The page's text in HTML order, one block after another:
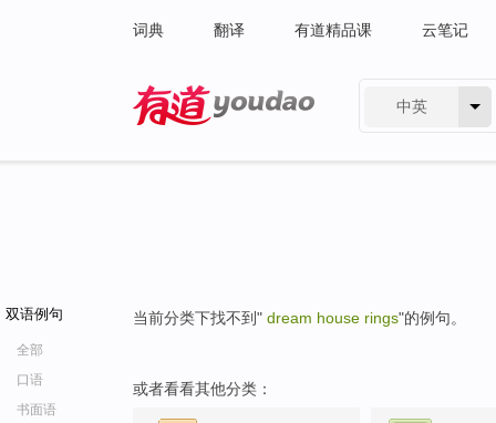
词典 翻译 有道精品课 云笔记
中英
双语例句
全部
口语
书面语
当前分类下找不到" dream house rings"的例句。
或者看看其他分类：